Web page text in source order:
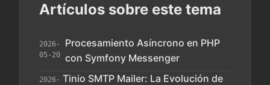
Artículos sobre este tema
2026-
05-20
Procesamiento Asíncrono en PHP
con Symfony Messenger
2026- Tinio SMTP Mailer: La Evolución de